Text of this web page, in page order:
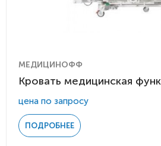
МЕДИЦИНОФФ
Кровать медицинская
цена по запросу
ПОДРОБНЕЕ